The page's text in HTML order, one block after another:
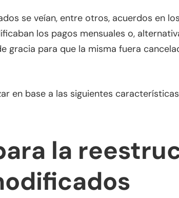
se veían, entre otros, acuerdos en
los pagos mensuales o,
gracia para que la misma fuera
en base a las siguientes
la